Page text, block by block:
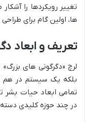
تغییر رویکردها را
ها، اولین گام برای
تعریف و ابعاد
لرچ «دگرگونی های
بلکه یک سیستم در هم
تمامی ابعاد حیات بشر
در چند حوزه کلیدی